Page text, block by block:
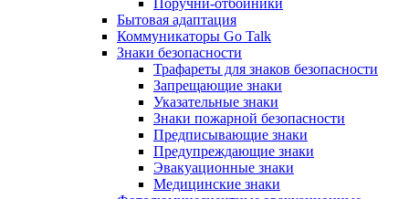
Поручни-отбойники
Бытовая адаптация
Коммуникаторы Go Talk
Знаки безопасности
Трафареты для знаков безопасности
Запрещающие знаки
Указательные знаки
Знаки пожарной безопасности
Предписывающие знаки
Предупреждающие знаки
Эвакуационные знаки
Медицинские знаки